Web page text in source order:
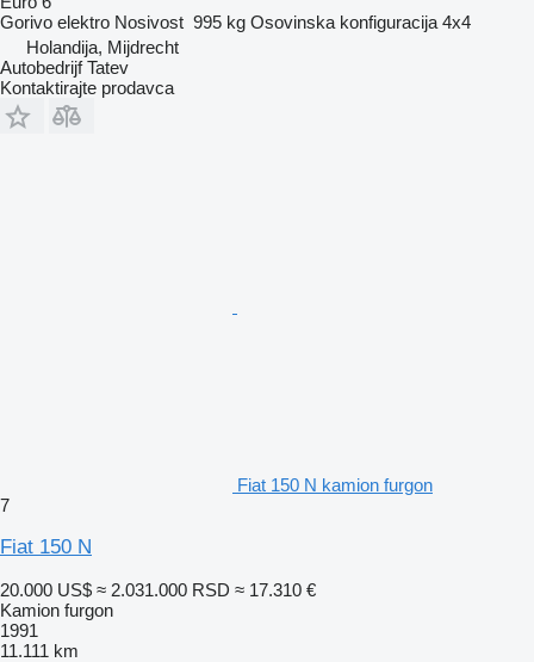
Gorivo elektro Nosivost 995 kg Osovinska konfiguracija 4x4
Holandija, Mijdrecht
Autobedrijf Tatev
Kontaktirajte prodavca
Fiat 150 N kamion furgon
7
Fiat 150 N
20.000 US$ ≈ 2.031.000 RSD ≈ 17.310 €
Kamion furgon
1991
11.111 km